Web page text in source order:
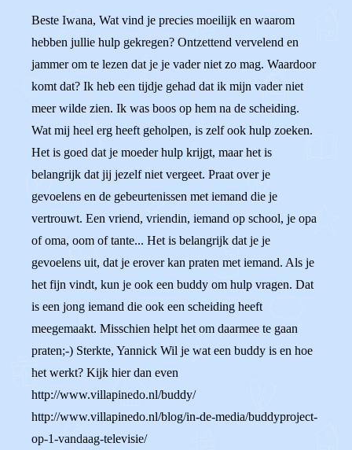
Beste Iwana, Wat vind je precies moeilijk en waarom
hebben jullie hulp gekregen? Ontzettend vervelend en
jammer om te lezen dat je je vader niet zo mag. Waardoor
komt dat? Ik heb een tijdje gehad dat ik mijn vader niet
meer wilde zien. Ik was boos op hem na de scheiding.
Wat mij heel erg heeft geholpen, is zelf ook hulp zoeken.
Het is goed dat je moeder hulp krijgt, maar het is
belangrijk dat jij jezelf niet vergeet. Praat over je
gevoelens en de gebeurtenissen met iemand die je
vertrouwt. Een vriend, vriendin, iemand op school, je opa
of oma, oom of tante... Het is belangrijk dat je je
gevoelens uit, dat je erover kan praten met iemand. Als je
het fijn vindt, kun je ook een buddy om hulp vragen. Dat
is een jong iemand die ook een scheiding heeft
meegemaakt. Misschien helpt het om daarmee te gaan
praten;-) Sterkte, Yannick Wil je wat een buddy is en hoe
het werkt? Kijk hier dan even
http://www.villapinedo.nl/buddy/
http://www.villapinedo.nl/blog/in-de-media/buddyproject-
op-1-vandaag-televisie/